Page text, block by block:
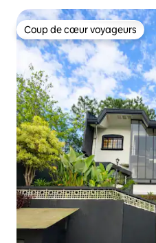
Coup de cœur voyageurs
Coup de cœur voyageurs